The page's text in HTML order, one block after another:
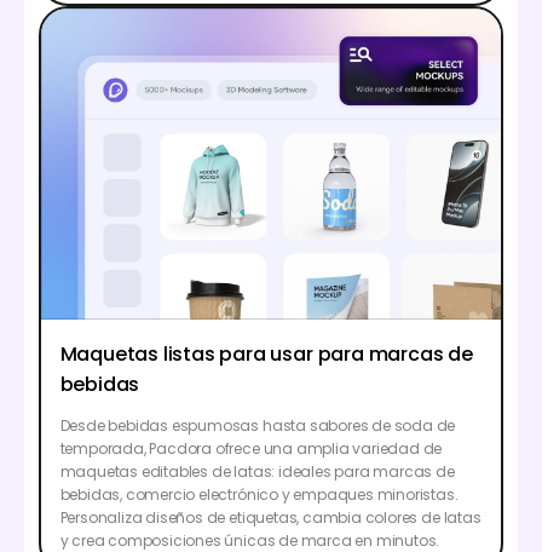
Maquetas listas para usar para marcas de
bebidas
Desde bebidas espumosas hasta sabores de soda de
temporada, Pacdora ofrece una amplia variedad de
maquetas editables de latas: ideales para marcas de
bebidas, comercio electrónico y empaques minoristas.
Personaliza diseños de etiquetas, cambia colores de latas
y crea composiciones únicas de marca en minutos.